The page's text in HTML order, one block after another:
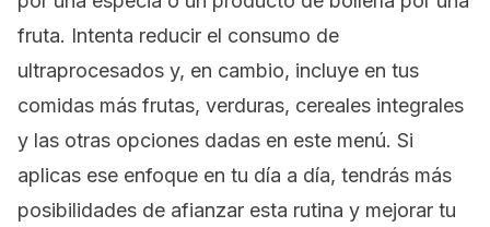
fruta. Intenta reducir el consumo de
ultraprocesados y, en cambio, incluye en tus
comidas más frutas, verduras, cereales integrales
y las otras opciones dadas en este menú. Si
aplicas ese enfoque en tu día a día, tendrás más
posibilidades de afianzar esta rutina y mejorar tu